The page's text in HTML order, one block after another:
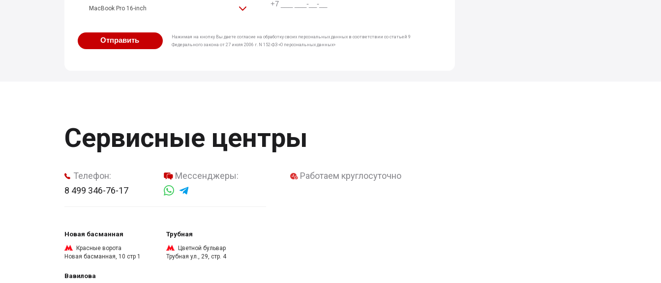
MacBook Pro 16-inch
Отправить
Нажимая на кнопку Вы даете согласие на обработку своих персональных данных в соответствии со статьей 9
Федерального закона от 27 июля 2006 г. N 152-ФЗ «О персональных данных»
Сервисные центры
Телефон:
8 499 346-76-17
Мессенджеры:
Новая басманная
Красные ворота
Новая басманная, 10 стр 1
Трубная
Цветной бульвар
Трубная ул., 29, стр. 4
Вавилова
Работаем круглосуточно